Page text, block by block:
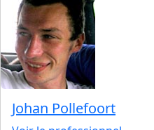
Johan Pollefoort